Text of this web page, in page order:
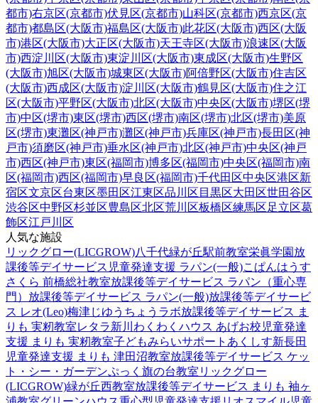
都市)右京区(京都市)伏見区(京都市)山科区(京都市)西京区(京
都市)都島区(大阪市)福島区(大阪市)此花区(大阪市)西区(大阪
市)港区(大阪市)大正区(大阪市)天王寺区(大阪市)浪速区(大阪
市)西淀川区(大阪市)東淀川区(大阪市)東成区(大阪市)生野区
(大阪市)旭区(大阪市)城東区(大阪市)阿倍野区(大阪市)住吉区
(大阪市)西成区(大阪市)淀川区(大阪市)鶴見区(大阪市)住之江
区(大阪市)平野区(大阪市)北区(大阪市)中央区(大阪市)堺区(堺
市)中区(堺市)東区(堺市)西区(堺市)南区(堺市)北区(堺市)美原
区(堺市)東灘区(神戸市)灘区(神戸市)兵庫区(神戸市)長田区(神
戸市)須磨区(神戸市)垂水区(神戸市)北区(神戸市)中央区(神戸
市)西区(神戸市)東区(福岡市)博多区(福岡市)中央区(福岡市)南
区(福岡市)西区(福岡市)早良区(福岡市)千代田区中央区港区新
宿区文京区台東区墨田区江東区品川区 目黒区大田区世田谷区
渋谷区中野区杉並区豊島区北区荒川区板橋区練馬区足立区葛
飾区江戸川区
人気な施設
リックグロー(LICGROW)八千代緑が丘駅前教室栄眞学園放
課後等デイサービス 児童発達支援 ラパン(一般)こぱんはうす
さくら 前橋総社教室放課後等デイサービス ラパン（重心専
門） 放課後等デイサービス ラパン(一般)放課後等デイサービ
ス レオ(Leo)梅津じゆうちょうラボ放課後等デイサービス ま
りも 実籾教室レタラ新川 わくわくハウス あげお校 児童発達
支援 まりも 実籾教室子どもみらいサポートあくしす新長田
児童発達支援 まりも 津田沼教室放課後等デイサービス ケッ
ト・シー・ガーデンぷっく旗の台教室 リックグロー
(LICGROW)緑が丘西教室放課後等デイサービス まりも 袖ヶ